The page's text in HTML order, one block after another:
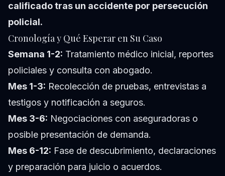
calificado tras un accidente por persecución
policial.
Cronología y Qué Esperar en Su Caso
Semana 1-2: Tratamiento médico inicial, reportes
policiales y consulta con abogado.
Mes 1-3: Recolección de pruebas, entrevistas a
testigos y notificación a seguros.
Mes 3-6: Negociaciones con aseguradoras o
posible presentación de demanda.
Mes 6-12: Fase de descubrimiento, declaraciones
y preparación para juicio o acuerdos.